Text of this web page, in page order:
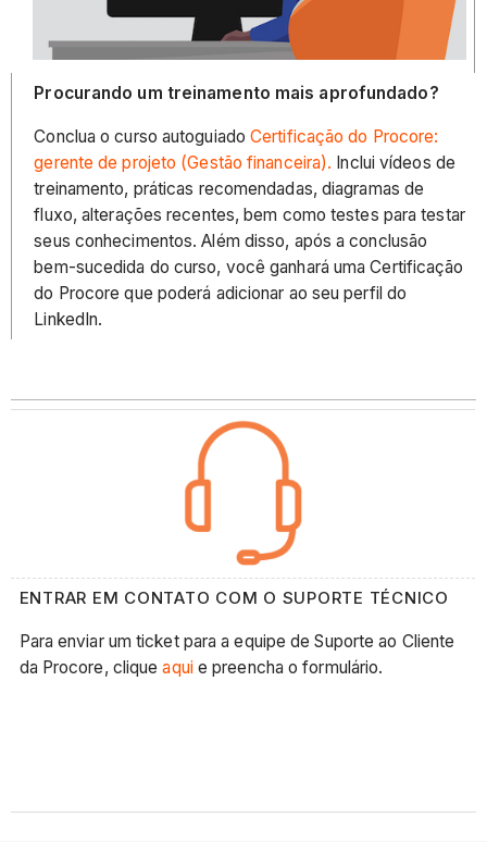
Procurando um treinamento mais aprofundado?
Conclua o curso autoguiadoCertificação do Procore:
gerente de projeto (Gestão financeira). Inclui vídeos de
treinamento, práticas recomendadas, diagramas de
fluxo, alterações recentes, bem como testes para testar
seus conhecimentos. Além disso, após a conclusão
bem-sucedida do curso, você ganhará uma Certificação
do Procore que poderá adicionar ao seu perfil do
LinkedIn.
ENTRAR EM CONTATO COM O SUPORTE TÉCNICO
Para enviar um ticket para a equipe de Suporte ao Cliente
da Procore, cliqueaquie preencha o formulário.